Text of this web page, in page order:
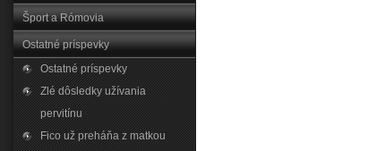
Šport a Rómovia
Ostatné príspevky
Ostatné príspevky
Zlé dôsledky užívania
pervitínu
Fico už preháňa z matkou